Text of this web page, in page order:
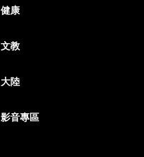
健康
文教
大陸
影音專區